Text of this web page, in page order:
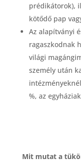
prédikátorok),
kötődő pap
Az alapítványi
ragaszkodnak
világi
személy után
%, az
Mit mutat a